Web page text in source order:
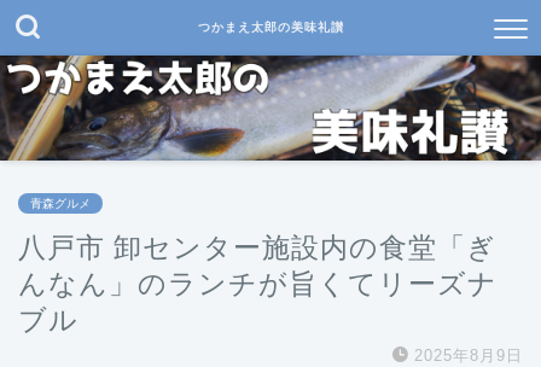
つかまえ太郎の美味礼讃
青森グルメ
八戸市 卸センター施設内の食堂「ぎ
んなん」のランチが旨くてリーズナ
ブル
2025年8月9日